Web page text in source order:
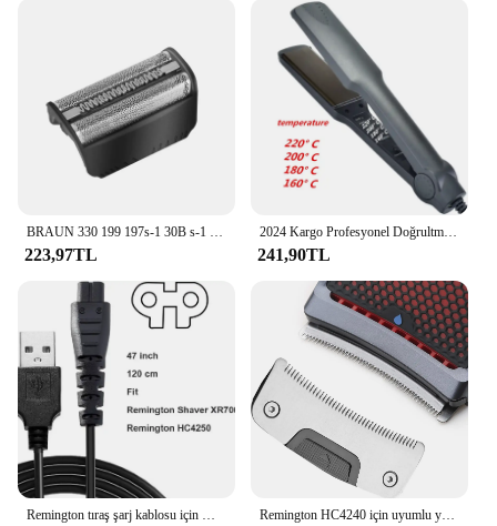
BRAUN 330 199 197s-1 30B s-1 için yedek tıraş makinesi folyo 30B 4845 4745 5743 7516 7475 7493 7763 7783
223,97TL
2024 Kargo Profesyonel Doğrultma Ütüler Elektrikli Saç Düzleştirici Düzleştirici Hızlı Isınma Şekillendirici Araçları
241,90TL
Remington HC4240 için uyumlu yedek bıçak, erkekler için HC4250 saç makasları kısayol Pro düzeltici kendinden kesimi kiti